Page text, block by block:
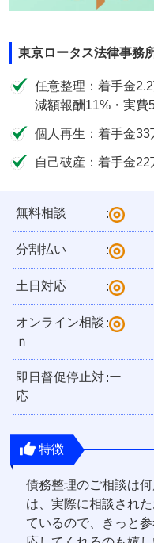
東京ロータス法律事務
任意整理：着手金
減額報酬11%・実費
個人再生：着手金33
自己破産：着手金
無料相談 :
分割払い :
土日対応 :
オンライン相談
ｎ
:
即日督促停止対
応
:ー
特徴
債務整理のご相談は
は、実際に相談され
ているので、きっと